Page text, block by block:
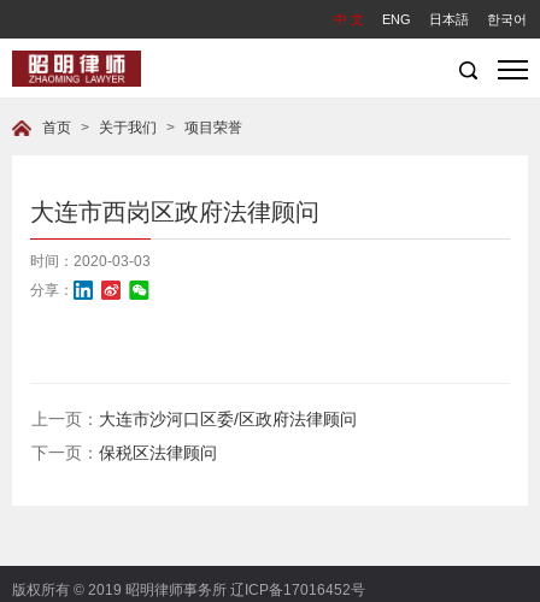
中 文 ENG 日本語 한국어
首页 > 关于我们 > 项目荣誉
大连市西岗区政府法律顾问
时间：2020-03-03
分享：
上一页： 大连市沙河口区委/区政府法律顾问
下一页： 保税区法律顾问
版权所有 © 2019 昭明律师事务所 辽ICP备17016452号